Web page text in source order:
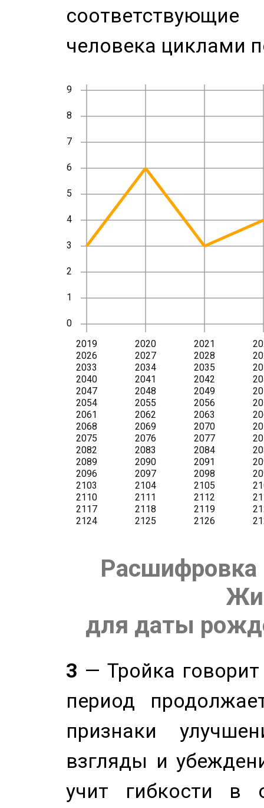
человека циклами
Расшифровка
для даты
3 — Тройка
период
признаки
взгляды и
учит гибкости в